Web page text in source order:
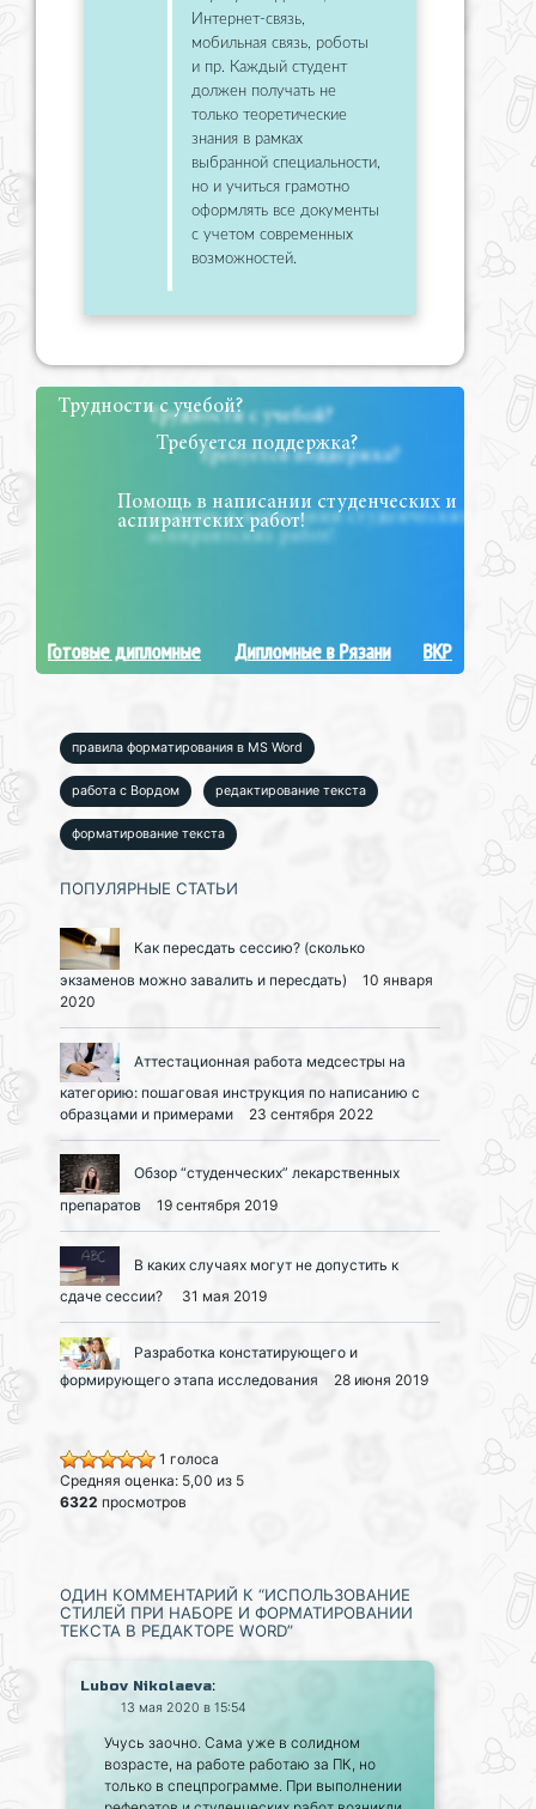
Интернет-связь,
мобильная связь, роботы
и пр. Каждый студент
должен получать не
только теоретические
знания в рамках
выбранной специальности,
но и учиться грамотно
оформлять все документы
с учетом современных
возможностей.
Трудности с учебой?
Требуется поддержка?
Помощь в написании студенческих и
аспирантских работ!
Готовые дипломные Дипломные в Рязани ВКР
правила форматирования в MS Word
работа с Вордом редактирование текста
форматирование текста
ПОПУЛЯРНЫЕ СТАТЬИ
Как пересдать сессию? (сколько
экзаменов можно завалить и пересдать)
10 января
2020
Аттестационная работа медсестры на
категорию: пошаговая инструкция по написанию с
образцами и примерами
23 сентября 2022
Обзор “студенческих” лекарственных
препаратов
19 сентября 2019
В каких случаях могут не допустить к
сдаче сессии?
31 мая 2019
Разработка констатирующего и
формирующего этапа исследования
28 июня 2019
1 голоса
Средняя оценка: 5,00 из 5
6322 просмотров
ОДИН КОММЕНТАРИЙ К “ИСПОЛЬЗОВАНИЕ
СТИЛЕЙ ПРИ НАБОРЕ И ФОРМАТИРОВАНИИ
ТЕКСТА В РЕДАКТОРЕ WORD”
Lubov Nikolaeva:
13 мая 2020 в 15:54
Учусь заочно. Сама уже в солидном
возрасте, на работе работаю за ПК, но
только в спецпрограмме. При выполнении